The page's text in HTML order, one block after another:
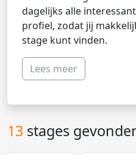
dagelijks alle
profiel, zodat jij
stage kunt vinden.
Lees meer
13 stages